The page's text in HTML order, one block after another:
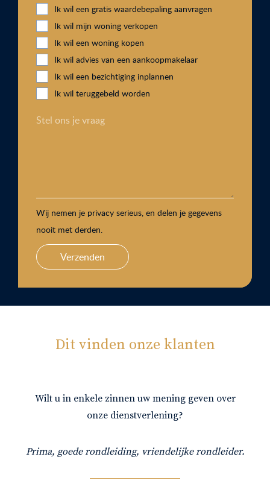
Ik wil een gratis waardebepaling aanvragen
Ik wil mijn woning verkopen
Ik wil een woning kopen
Ik wil advies van een aankoopmakelaar
Ik wil een bezichtiging inplannen
Ik wil teruggebeld worden
Stel ons je vraag
Wij nemen je privacy serieus, en delen je gegevens
nooit met derden.
Verzenden
Dit vinden onze klanten
Wilt u in enkele zinnen uw mening geven over
onze dienstverlening?
Prima, goede rondleiding, vriendelijke rondleider.